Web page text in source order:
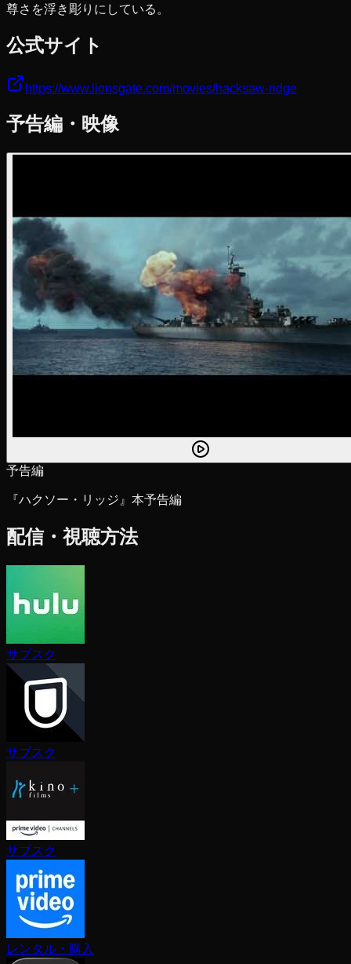
尊さを浮き彫りにしている。
公式サイト
https://www.lionsgate.com/movies/hacksaw-ridge
予告編・映像
予告編
『ハクソー・リッジ』本予告編
配信・視聴方法
サブスク
サブスク
サブスク
レンタル・購入